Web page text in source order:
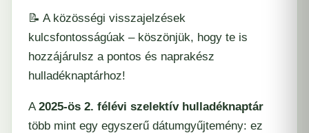
📝 A közösségi visszajelzések
kulcsfontosságúak – köszönjük, hogy te is
hozzájárulsz a pontos és naprakész
hulladéknaptárhoz!
A 2025-ös 2. félévi szelektív hulladéknaptár
több mint egy egyszerű dátumgyűjtemény: ez